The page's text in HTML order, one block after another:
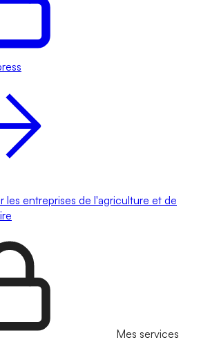
les entreprises de l'agriculture et de
Mes services